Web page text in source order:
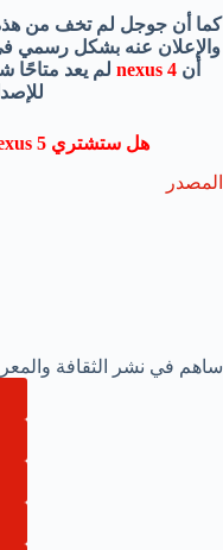
كما أن جوجل لم تخف من هذه
والإعلان عنه بشكل رسمي في
أن nexus 4 لم يعد متاحًا
هل ستشتري nexus 5 الجديد بعد إطلاقه؟؟
المصدر
ساهم في نشر الثقافة